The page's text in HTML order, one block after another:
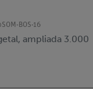
SOM-BOS-16
ampliada 3.000